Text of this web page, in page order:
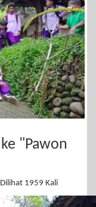
"Pawon
1959 Kali